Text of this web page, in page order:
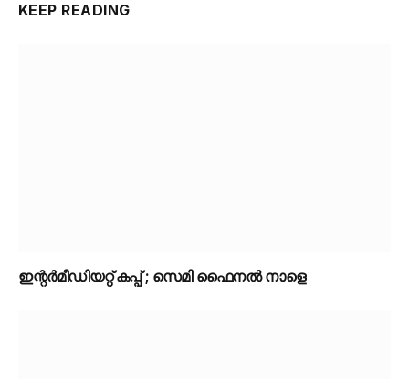
KEEP READING
ഇന്റർമീഡിയറ്റ് കപ്പ് ; സെമി ഫൈനൽ നാളെ